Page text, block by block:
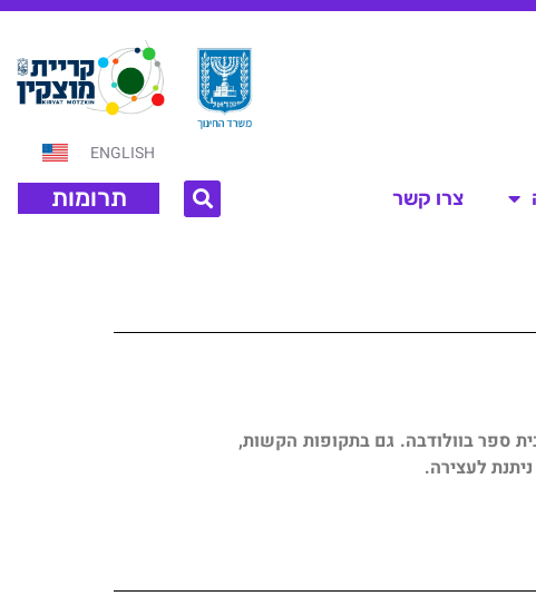
ENGLISH
צרו קשר תרומות
ספר בוולודבה. גם בתקופות הקשות,
לעצירה.